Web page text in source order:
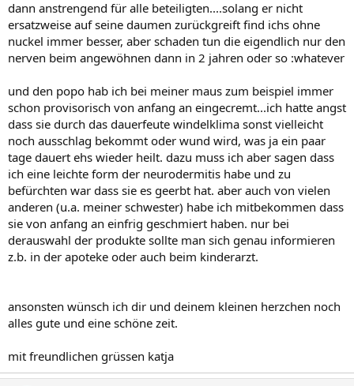
dann anstrengend für alle beteiligten....solang er nicht
ersatzweise auf seine daumen zurückgreift find ichs ohne
nuckel immer besser, aber schaden tun die eigendlich nur den
nerven beim angewöhnen dann in 2 jahren oder so :whatever
und den popo hab ich bei meiner maus zum beispiel immer
schon provisorisch von anfang an eingecremt...ich hatte angst
dass sie durch das dauerfeute windelklima sonst vielleicht
noch ausschlag bekommt oder wund wird, was ja ein paar
tage dauert ehs wieder heilt. dazu muss ich aber sagen dass
ich eine leichte form der neurodermitis habe und zu
befürchten war dass sie es geerbt hat. aber auch von vielen
anderen (u.a. meiner schwester) habe ich mitbekommen dass
sie von anfang an einfrig geschmiert haben. nur bei
derauswahl der produkte sollte man sich genau informieren
z.b. in der apoteke oder auch beim kinderarzt.
ansonsten wünsch ich dir und deinem kleinen herzchen noch
alles gute und eine schöne zeit.
mit freundlichen grüssen katja